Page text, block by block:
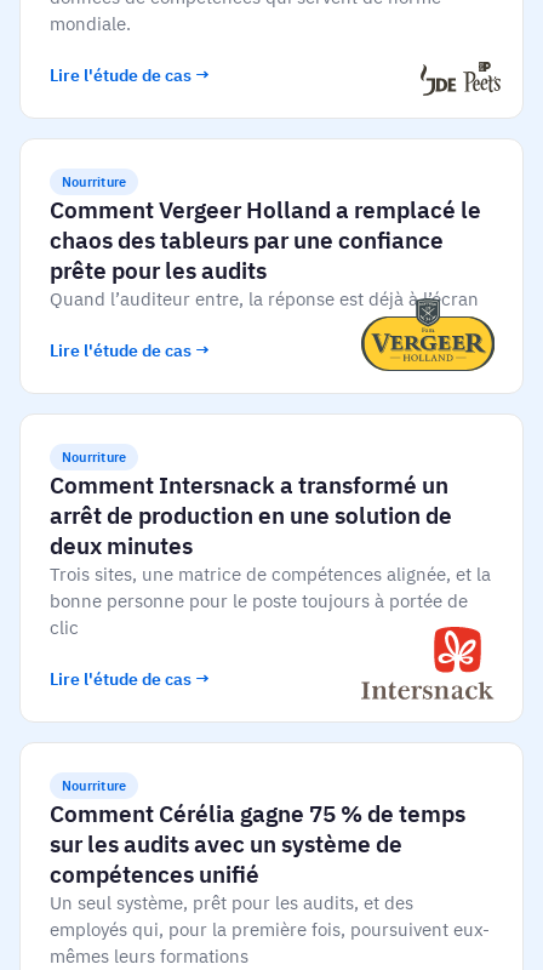
Prévisions et tendances
Vista
Arrêtez de courir, commencez à automatiser
avec AG5 Workflows
mondiale.
Lire l'étude de cas →
Nourriture
Comment Vergeer Holland a remplacé le
chaos des tableurs par une confiance
prête pour les audits
Quand l’auditeur entre, la réponse est déjà à l’écran
Lire l'étude de cas →
Nourriture
Comment Intersnack a transformé un
arrêt de production en une solution de
deux minutes
Trois sites, une matrice de compétences alignée, et la
bonne personne pour le poste toujours à portée de
clic
Lire l'étude de cas →
Nourriture
Comment Cérélia gagne 75 % de temps
sur les audits avec un système de
compétences unifié
Un seul système, prêt pour les audits, et des
employés qui, pour la première fois, poursuivent eux-
mêmes leurs formations